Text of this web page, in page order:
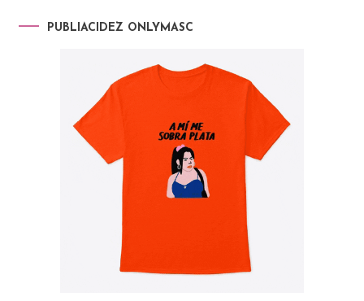
PUBLIACIDEZ ONLYMASC